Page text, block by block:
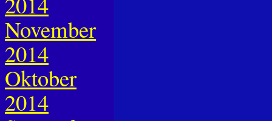
November
2014
Oktober
2014